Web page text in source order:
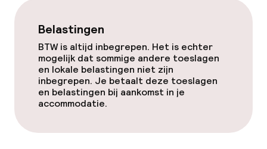
Vergaderruimte
Beleid
Overal rookvrij
Belastingen
BTW is altijd inbegrepen. Het is echter
mogelijk dat sommige andere toeslagen
en lokale belastingen niet zijn
inbegrepen. Je betaalt deze toeslagen
en belastingen bij aankomst in je
accommodatie.